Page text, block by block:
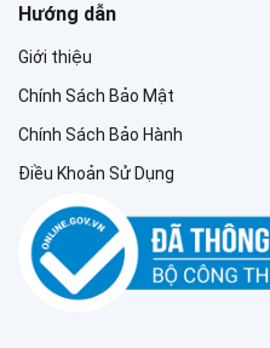
Hướng dẫn
Giới thiệu
Chính Sách Bảo Mật
Chính Sách Bảo Hành
Điều Khoản Sử Dụng